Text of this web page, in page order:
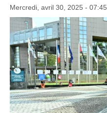
Mercredi, avril 30, 2025 - 07:45